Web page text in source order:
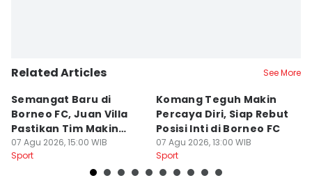
Related Articles See More
Semangat Baru di
Borneo FC, Juan Villa
Pastikan Tim Makin
Kompak
07 Agu 2026, 15:00 WIB
Sport
Komang Teguh Makin
Percaya Diri, Siap Rebut
Posisi Inti di Borneo FC
07 Agu 2026, 13:00 WIB
Sport